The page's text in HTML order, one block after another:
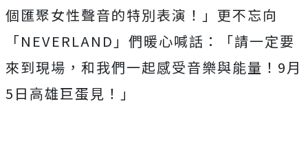
個匯聚女性聲音的特別表演！」更不忘向
「NEVERLAND」們暖心喊話：「請一定要
來到現場，和我們一起感受音樂與能量！9月
5日高雄巨蛋見！」